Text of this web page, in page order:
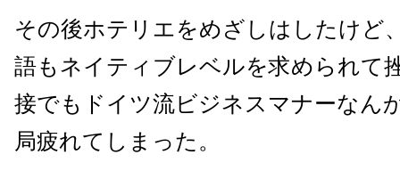
その後ホテリエをめざしはしたけど
語もネイティブレベルを求められて
接でもドイツ流ビジネスマナーなん
局疲れてしまった。